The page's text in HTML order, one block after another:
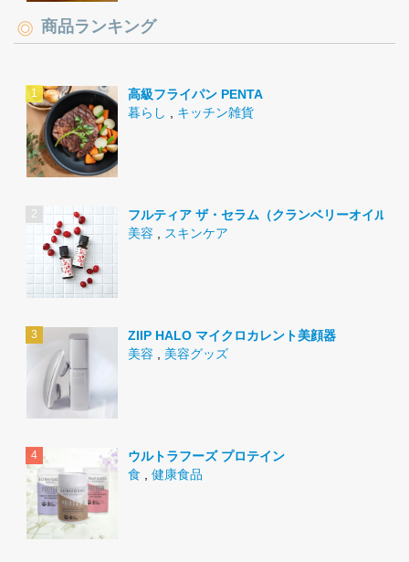
商品ランキング
高級フライパン PENTA
暮らし
キッチン雑貨
フルティア ザ・セラム（クランベリーオイル）
美容
スキンケア
ZIIP HALO マイクロカレント美顔器
美容
美容グッズ
ウルトラフーズ プロテイン
食
健康食品